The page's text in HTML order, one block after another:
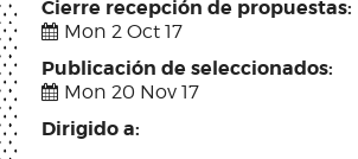
Cierre recepción de propuestas:
Mon 2 Oct 17
Publicación de seleccionados:
Mon 20 Nov 17
Dirigido a: